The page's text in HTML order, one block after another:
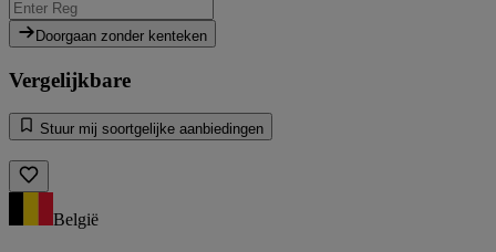
Doorgaan zonder kenteken
Vergelijkbare
Stuur mij soortgelijke aanbiedingen
België